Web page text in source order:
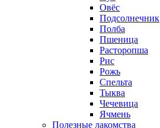
Овёс
Подсолнечник
Полба
Пшеница
Расторопша
Рис
Рожь
Спельта
Тыква
Чечевица
Ячмень
Полезные лакомства